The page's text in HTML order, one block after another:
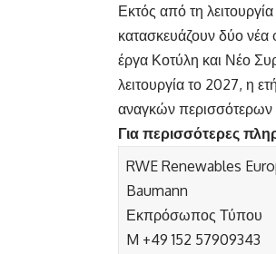
Εκτός από τη
κατασκευάζουν δύο νέα
έργα Κοτύλη και Νέο
λειτουργία το 2027, η
αναγκών
Για περισσότερες
RWE Renewables
Baumann
Εκπρόσωπος Τύπου
M +49 152 57909343